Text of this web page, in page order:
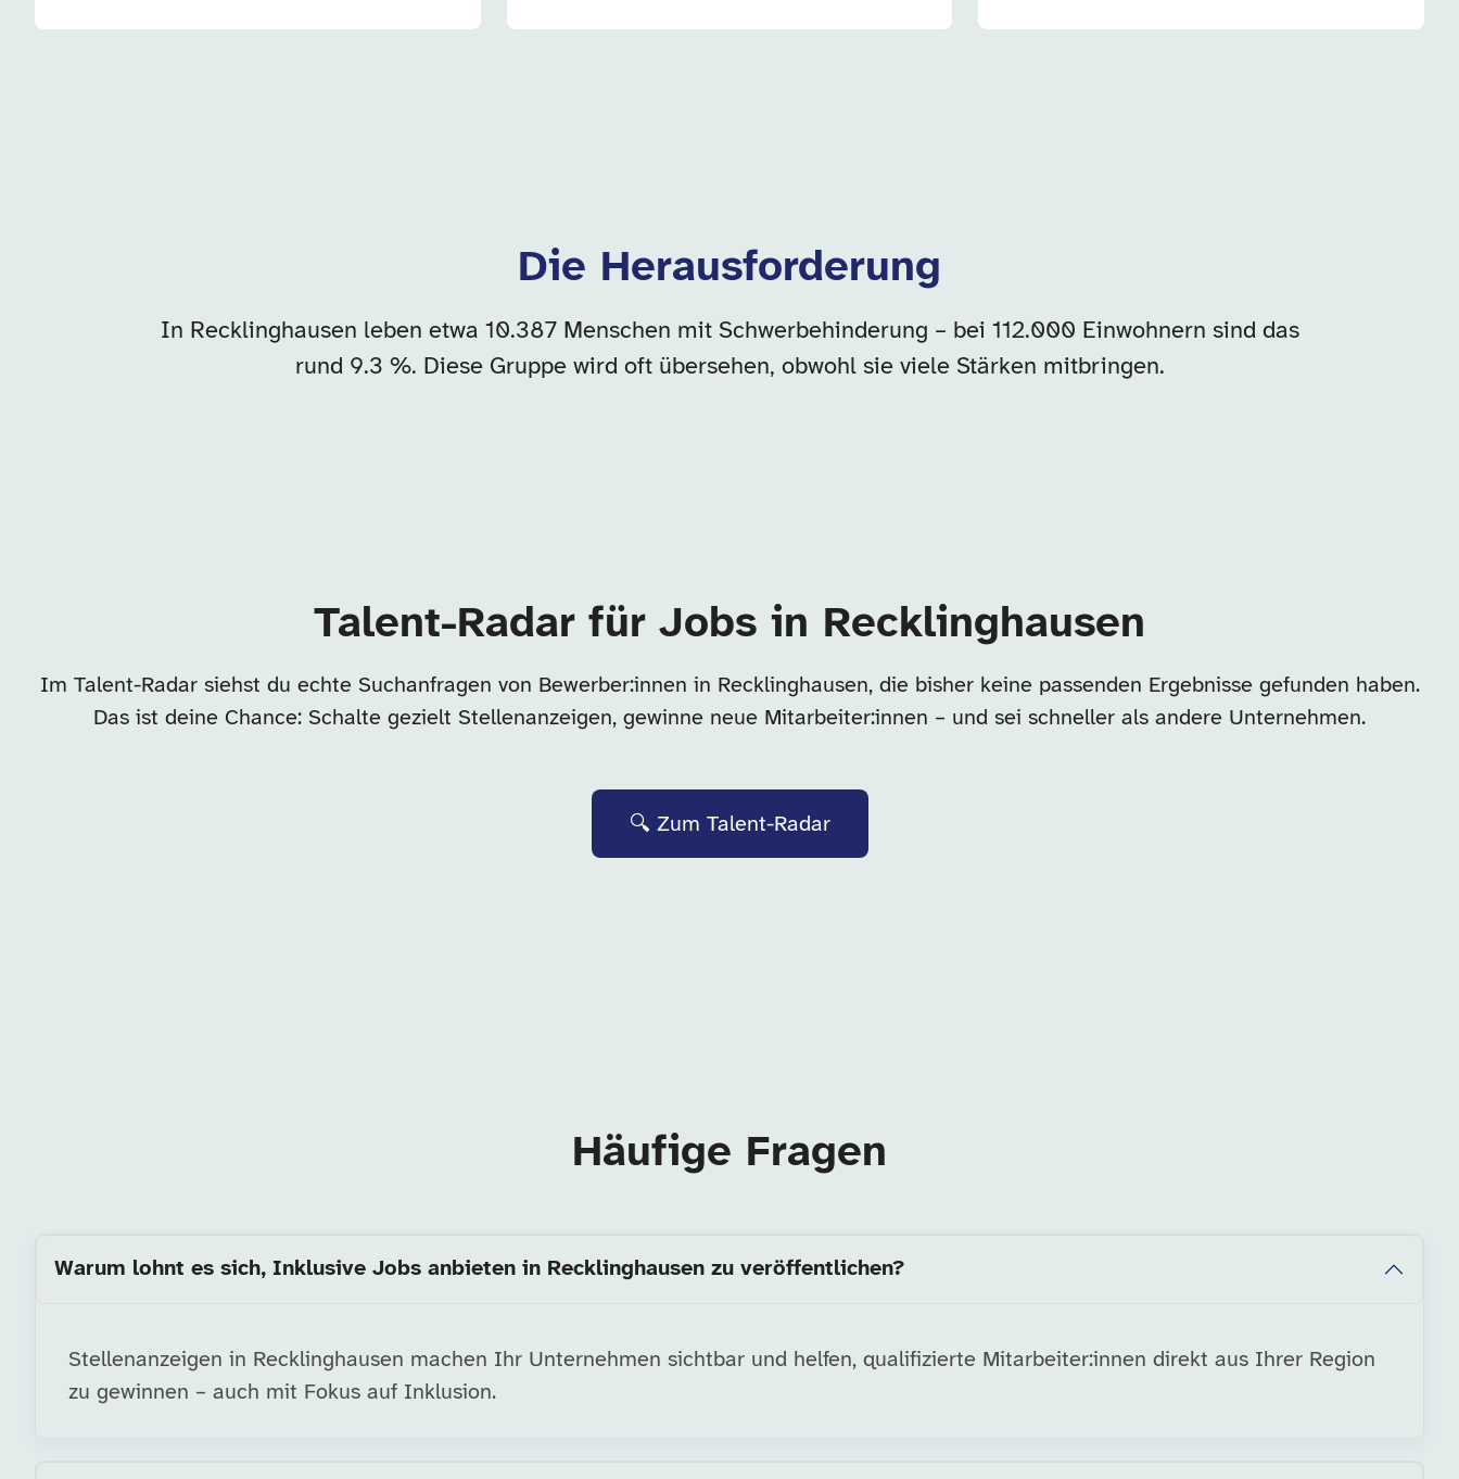
Die Herausforderung
In Recklinghausen leben etwa 10.387 Menschen mit Schwerbehinderung – bei 112.000 Einwohnern sind das
rund 9.3 %. Diese Gruppe wird oft übersehen, obwohl sie viele Stärken mitbringen.
Talent-Radar für Jobs in Recklinghausen
Im Talent-Radar siehst du echte Suchanfragen von Bewerber:innen in Recklinghausen, die bisher keine passenden Ergebnisse gefunden haben.
Das ist deine Chance: Schalte gezielt Stellenanzeigen, gewinne neue Mitarbeiter:innen – und sei schneller als andere Unternehmen.
🔍 Zum Talent-Radar
Häufige Fragen
Warum lohnt es sich, Inklusive Jobs anbieten in Recklinghausen zu veröffentlichen?
Stellenanzeigen in Recklinghausen machen Ihr Unternehmen sichtbar und helfen, qualifizierte Mitarbeiter:innen direkt aus Ihrer Region
zu gewinnen – auch mit Fokus auf Inklusion.